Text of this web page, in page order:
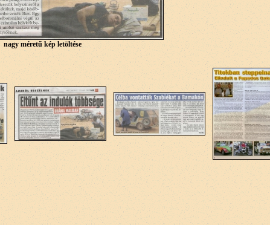
nagy méretű kép letöltése